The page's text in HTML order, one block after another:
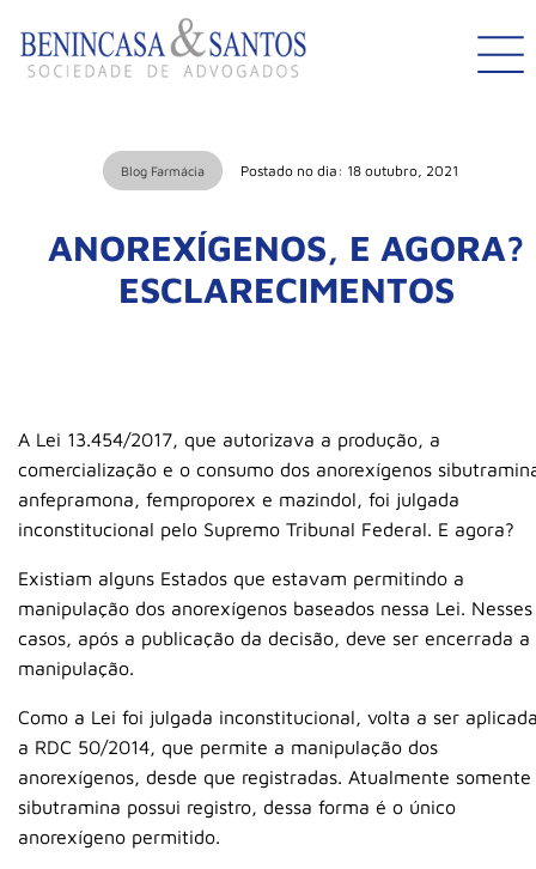
Blog Farmácia Postado no dia: 18 outubro, 2021
ANOREXÍGENOS, E AGORA?
ESCLARECIMENTOS
A Lei 13.454/2017, que autorizava a produção, a
comercialização e o consumo dos anorexígenos
anfepramona, femproporex e mazindol, foi julgada
inconstitucional pelo Supremo Tribunal Federal. E agora?
Existiam alguns Estados que estavam permitindo a
manipulação dos anorexígenos baseados nessa Lei. Nesses
casos, após a publicação da decisão, deve ser encerrada a
manipulação.
Como a Lei foi julgada inconstitucional, volta a ser
a RDC 50/2014, que permite a manipulação dos
anorexígenos, desde que registradas. Atualmente somente
sibutramina possui registro, dessa forma é o único
anorexígeno permitido.